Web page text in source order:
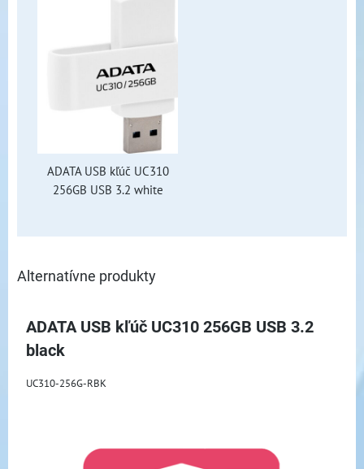
ADATA USB kľúč UC310
256GB USB 3.2 white
Alternatívne produkty
ADATA USB kľúč UC310 256GB USB 3.2
black
UC310-256G-RBK